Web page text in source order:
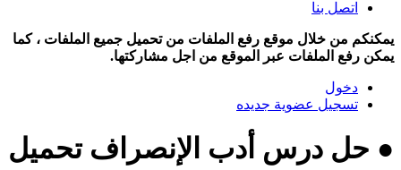
اتصل بنا
يمكنكم من خلال موقع رفع الملفات من تحميل جميع الملفات ، كما
يمكن رفع الملفات عبر الموقع من اجل مشاركتها.
دخول
تسجيل عضوية جديده
● حل درس أدب الإنصراف تحميل